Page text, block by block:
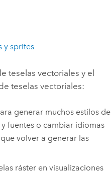
y sprites
teselas vectoriales y el
teselas vectoriales:
generar muchos estilos de
fuentes o cambiar idiomas
volver a generar las
ráster en visualizaciones